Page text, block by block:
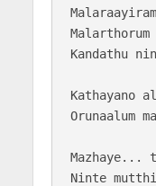
Kandathu
Kathayano
Orunaalum
Mazhaye...
Ninte